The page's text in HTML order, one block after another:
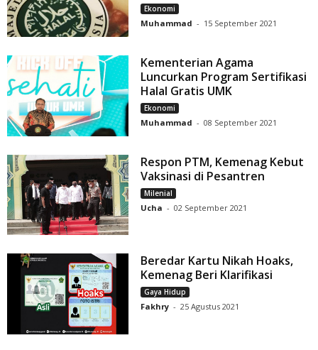
Ekonomi
Muhammad - 15 September 2021
Kementerian Agama
Luncurkan Program Sertifikasi
Halal Gratis UMK
Ekonomi
Muhammad - 08 September 2021
Respon PTM, Kemenag Kebut
Vaksinasi di Pesantren
Milenial
Ucha - 02 September 2021
Beredar Kartu Nikah Hoaks,
Kemenag Beri Klarifikasi
Gaya Hidup
Fakhry - 25 Agustus 2021